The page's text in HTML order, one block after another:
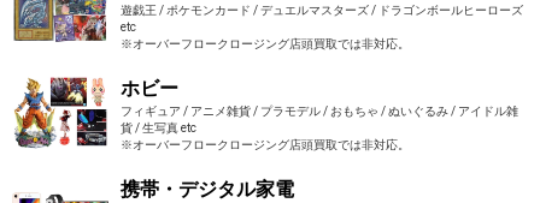
遊戯王 / ポケモンカード / デュエルマスターズ / ドラゴンボールヒーローズ
etc
※オーバーフロークロージング店頭買取では非対応。
ホビー
フィギュア / アニメ雑貨 / プラモデル / おもちゃ / ぬいぐるみ / アイドル雑
貨 / 生写真 etc
※オーバーフロークロージング店頭買取では非対応。
携帯・デジタル家電